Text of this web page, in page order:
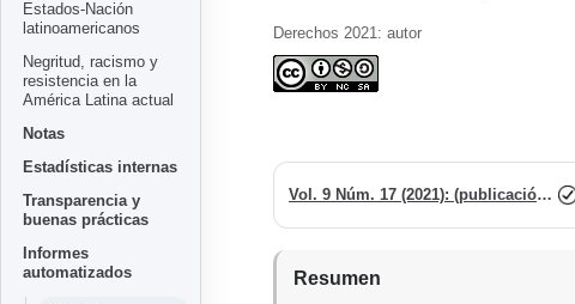
Estados-Nación
latinoamericanos
Negritud, racismo y
resistencia en la
América Latina actual
Notas
Estadísticas internas
Transparencia y
buenas prácticas
Informes
automatizados
Derechos 2021: autor
Vol. 9 Núm. 17 (2021): (publicación continua: enero-junio)
Resumen